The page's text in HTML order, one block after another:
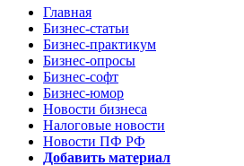
Главная
Бизнес-статьи
Бизнес-практикум
Бизнес-опросы
Бизнес-софт
Бизнес-юмор
Новости бизнеса
Налоговые новости
Новости ПФ РФ
Добавить материал